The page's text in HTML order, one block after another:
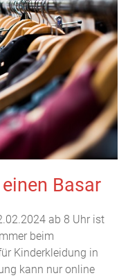
Basar
ab 8 Uhr ist
beim
Kinderkleidung in
kann nur online